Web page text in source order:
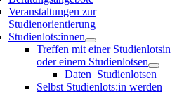
Veranstaltungen zur
Studienorientierung
Studienlots:innen
Treffen mit einer Studienlotsin
oder einem Studienlotsen
Daten_Studienlotsen
Selbst Studienlots:in werden